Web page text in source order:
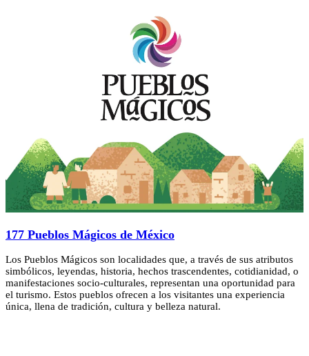
177 Pueblos Mágicos de México
Los Pueblos Mágicos son localidades que, a través de sus atributos
simbólicos, leyendas, historia, hechos trascendentes, cotidianidad, o
manifestaciones socio-culturales, representan una oportunidad para
el turismo. Estos pueblos ofrecen a los visitantes una experiencia
única, llena de tradición, cultura y belleza natural.